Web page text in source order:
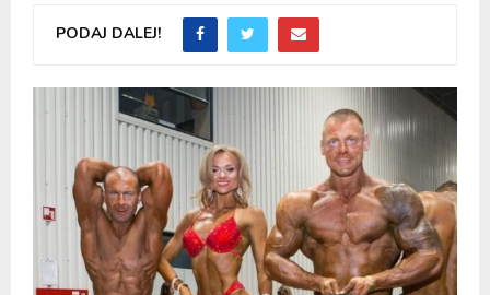
PODAJ DALEJ!